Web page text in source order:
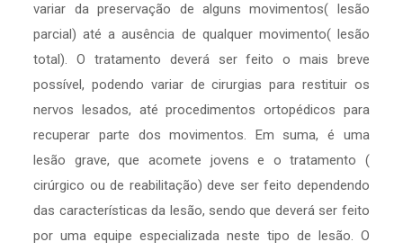
variar da preservação de alguns movimentos( lesão
parcial) até a ausência de qualquer movimento( lesão
total). O tratamento deverá ser feito o mais breve
possível, podendo variar de cirurgias para restituir os
nervos lesados, até procedimentos ortopédicos para
recuperar parte dos movimentos. Em suma, é uma
lesão grave, que acomete jovens e o tratamento (
cirúrgico ou de reabilitação) deve ser feito dependendo
das características da lesão, sendo que deverá ser feito
por uma equipe especializada neste tipo de lesão. O